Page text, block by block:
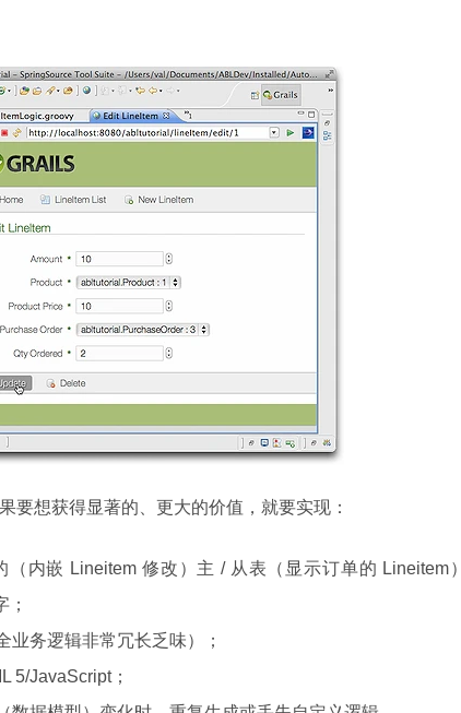
要想获得显著的、更大的价值，就要实现：
内嵌 Lineitem 修改）主 / 从表（显示订单的 Lineitem
务逻辑非常冗长乏味）；
5/JavaScript；